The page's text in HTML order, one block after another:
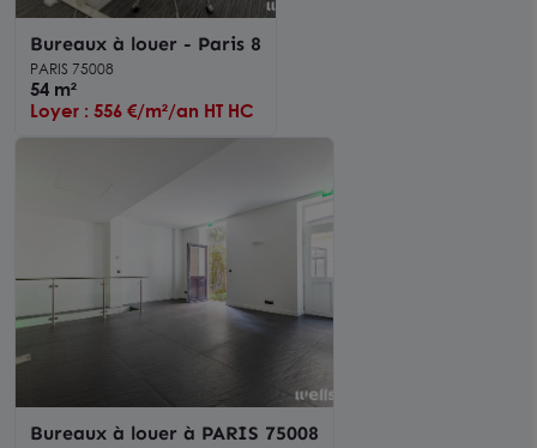
Bureaux à louer - Paris 8
PARIS 75008
54 m²
Loyer : 556 €/m²/an HT HC
Bureaux à louer à PARIS 75008